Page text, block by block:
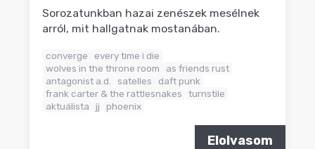
Sorozatunkban hazai zenészek mesélnek
arról, mit hallgatnak mostanában.
converge
every time i die
wolves in the throne room
as friends rust
antagonist a.d.
satelles
daft punk
frank carter & the rattlesnakes
turnstile
aktuálista
jj phoenix
Elolvasom